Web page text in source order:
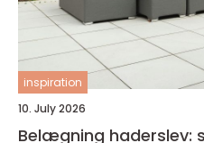
inspiration
10. July 2026
Belægning haderslev: